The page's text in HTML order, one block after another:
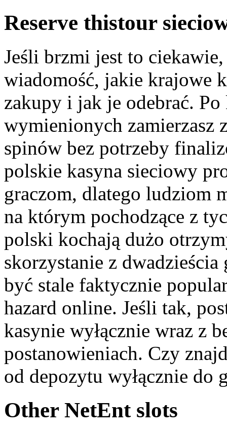
Reserve thistour
Jeśli brzmi jest to
wiadomość, jakie krajowe
zakupy i jak je odebrać.
wymienionych zamierzasz
spinów bez potrzeby
polskie kasyna sieciowy
graczom, dlatego ludziom
na którym pochodzące z
polski kochają dużo
skorzystanie z
być stale faktycznie
hazard online. Jeśli tak,
kasynie wyłącznie wraz z
postanowieniach. Czy
od depozytu wyłącznie do
Other NetEnt slots